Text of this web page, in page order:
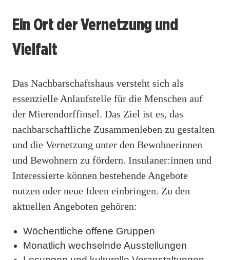
Ein Ort der Vernetzung und
Vielfalt
Das Nachbarschaftshaus versteht sich als
essenzielle Anlaufstelle für die Menschen auf
der Mierendorffinsel. Das Ziel ist es, das
nachbarschaftliche Zusammenleben zu gestalten
und die Vernetzung unter den Bewohnerinnen
und Bewohnern zu fördern. Insulaner:innen und
Interessierte können bestehende Angebote
nutzen oder neue Ideen einbringen. Zu den
aktuellen Angeboten gehören:
Wöchentliche offene Gruppen
Monatlich wechselnde Ausstellungen